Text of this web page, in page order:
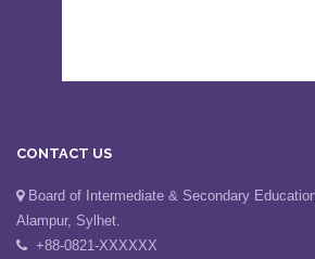
Board of Intermediate & Secondary Education,
Alampur, Sylhet.